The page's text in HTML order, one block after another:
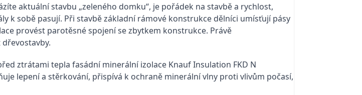
aktuální stavbu „zeleného domku“, je pořádek na stavbě a rychlost,
k sobě pasují. Při stavbě základní rámové konstrukce dělníci umísťují pásy
provést parotěsné spojení se zbytkem konstrukce. Právě
ztrátami tepla fasádní minerální izolace Knauf Insulation FKD N
lepení a stěrkování, přispívá k ochraně minerální vlny proti vlivům počasí,